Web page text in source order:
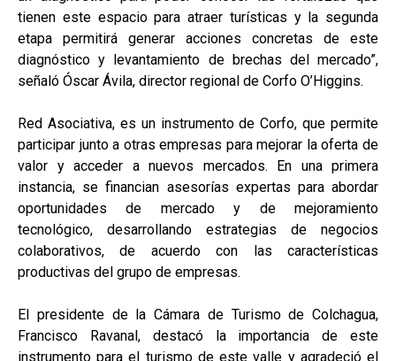
tienen este espacio para atraer turísticas y la segunda
etapa permitirá generar acciones concretas de este
diagnóstico y levantamiento de brechas del mercado”,
señaló Óscar Ávila, director regional de Corfo O’Higgins.
Red Asociativa, es un instrumento de Corfo, que permite
participar junto a otras empresas para mejorar la oferta de
valor y acceder a nuevos mercados. En una primera
instancia, se financian asesorías expertas para abordar
oportunidades de mercado y de mejoramiento
tecnológico, desarrollando estrategias de negocios
colaborativos, de acuerdo con las características
productivas del grupo de empresas.
El presidente de la Cámara de Turismo de Colchagua,
Francisco Ravanal, destacó la importancia de este
instrumento para el turismo de este valle y agradeció el